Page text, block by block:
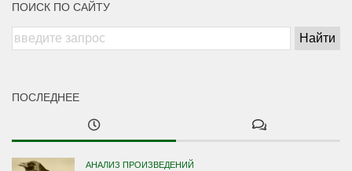
ПОИСК ПО САЙТУ
ПОСЛЕДНЕЕ
АНАЛИЗ ПРОИЗВЕДЕНИЙ